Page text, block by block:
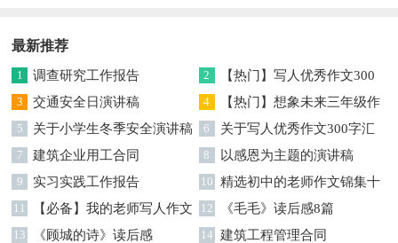
最新推荐
1 调查研究工作报告 2
【热门】写人优秀作文300
字集合7篇
3 交通安全日演讲稿 4
【热门】想象未来三年级作
文汇编7篇
5 关于小学生冬季安全演讲稿 6
关于写人优秀作文300字汇
编六篇
7 建筑企业用工合同 8 以感恩为主题的演讲稿
9 实习实践工作报告 10 精选初中的老师作文锦集十
篇
11
【必备】我的老师写人作文
集合八篇
12 《毛毛》读后感8篇
13 《顾城的诗》读后感 14 建筑工程管理合同